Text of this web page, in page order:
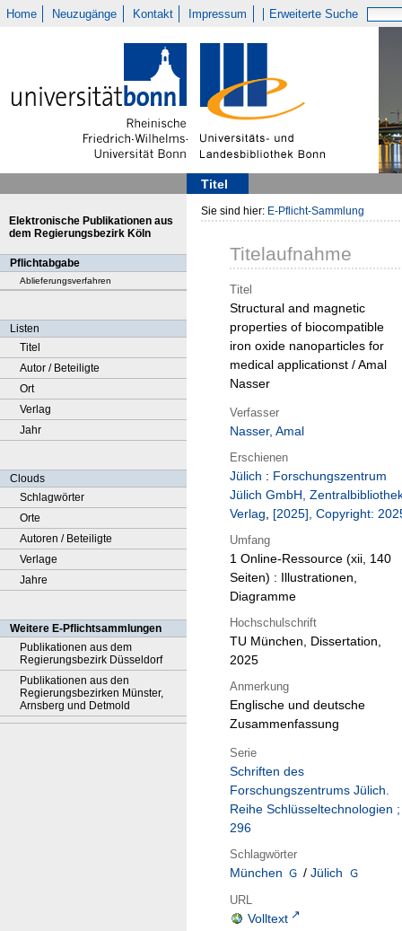
Home Neuzugänge Kontakt Impressum Erweiterte Suche
Titel
Elektronische Publikationen aus
dem Regierungsbezirk Köln
Pflichtabgabe
Ablieferungsverfahren
Listen
Titel
Autor / Beteiligte
Ort
Verlag
Jahr
Clouds
Schlagwörter
Orte
Autoren / Beteiligte
Verlage
Jahre
Weitere E-Pflichtsammlungen
Publikationen aus dem
Regierungsbezirk Düsseldorf
Publikationen aus den
Regierungsbezirken Münster,
Arnsberg und Detmold
Sie sind hier: E-Pflicht-Sammlung
Titelaufnahme
Titel
Structural and magnetic
properties of biocompatible
iron oxide nanoparticles for
medical applicationst / Amal
Nasser
Verfasser
Nasser, Amal
Erschienen
Jülich : Forschungszentrum
Jülich GmbH,
Verlag, [2025], Copyright:
Umfang
1 Online-Ressource (xii, 140
Seiten) : Illustrationen,
Diagramme
Hochschulschrift
TU München, Dissertation,
2025
Anmerkung
Englische und deutsche
Zusammenfassung
Serie
Schriften des
Forschungszentrums Jülich.
Reihe Schlüsseltechnologien ;
296
Schlagwörter
München / Jülich
URL
Volltext